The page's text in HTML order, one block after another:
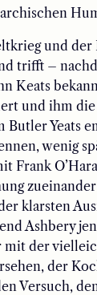
und
trifft –
Keats
und ihm
Butler Yeats
wenig
Frank
klarsten
Ashbery
mit der
der
Versuch,